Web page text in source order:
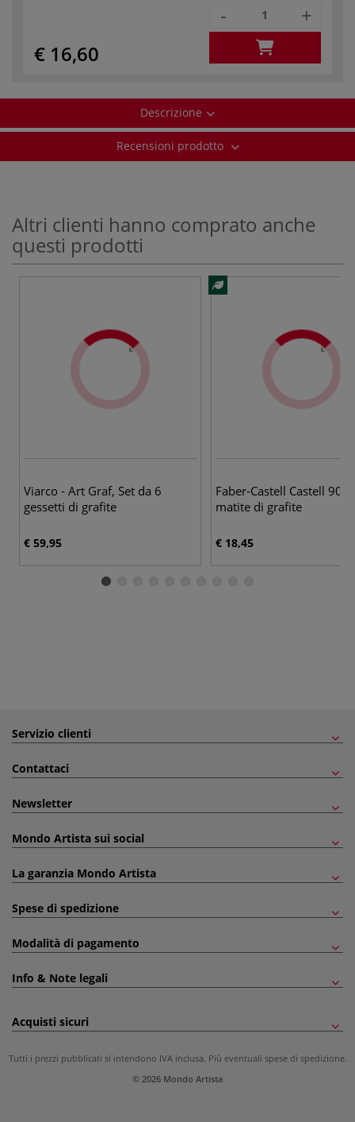
€ 16,60
- +
Descrizione
Recensioni prodotto
Altri clienti hanno comprato anche
questi prodotti
Viarco - Art Graf, Set da 6
gessetti di grafite
€ 59,95
Faber-Castell Castell
matite di grafite
€ 18,45
Servizio clienti
Contattaci
Newsletter
Mondo Artista sui social
La garanzia Mondo Artista
Spese di spedizione
Modalità di pagamento
Info & Note legali
Acquisti sicuri
Tutti i prezzi pubblicati si intendono IVA inclusa. Più eventuali spese di spedizione.
© 2026 Mondo Artista